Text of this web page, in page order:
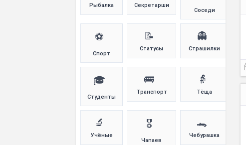
Рыбалка Секретарши
Соседи
⚽
Спорт
📝
Статусы
👻
Страшилки
🎓
Студенты
🚌
Транспорт
👵
Тёща
🔬
Учёные
🎖️
Чапаев
🐊
Чебурашка